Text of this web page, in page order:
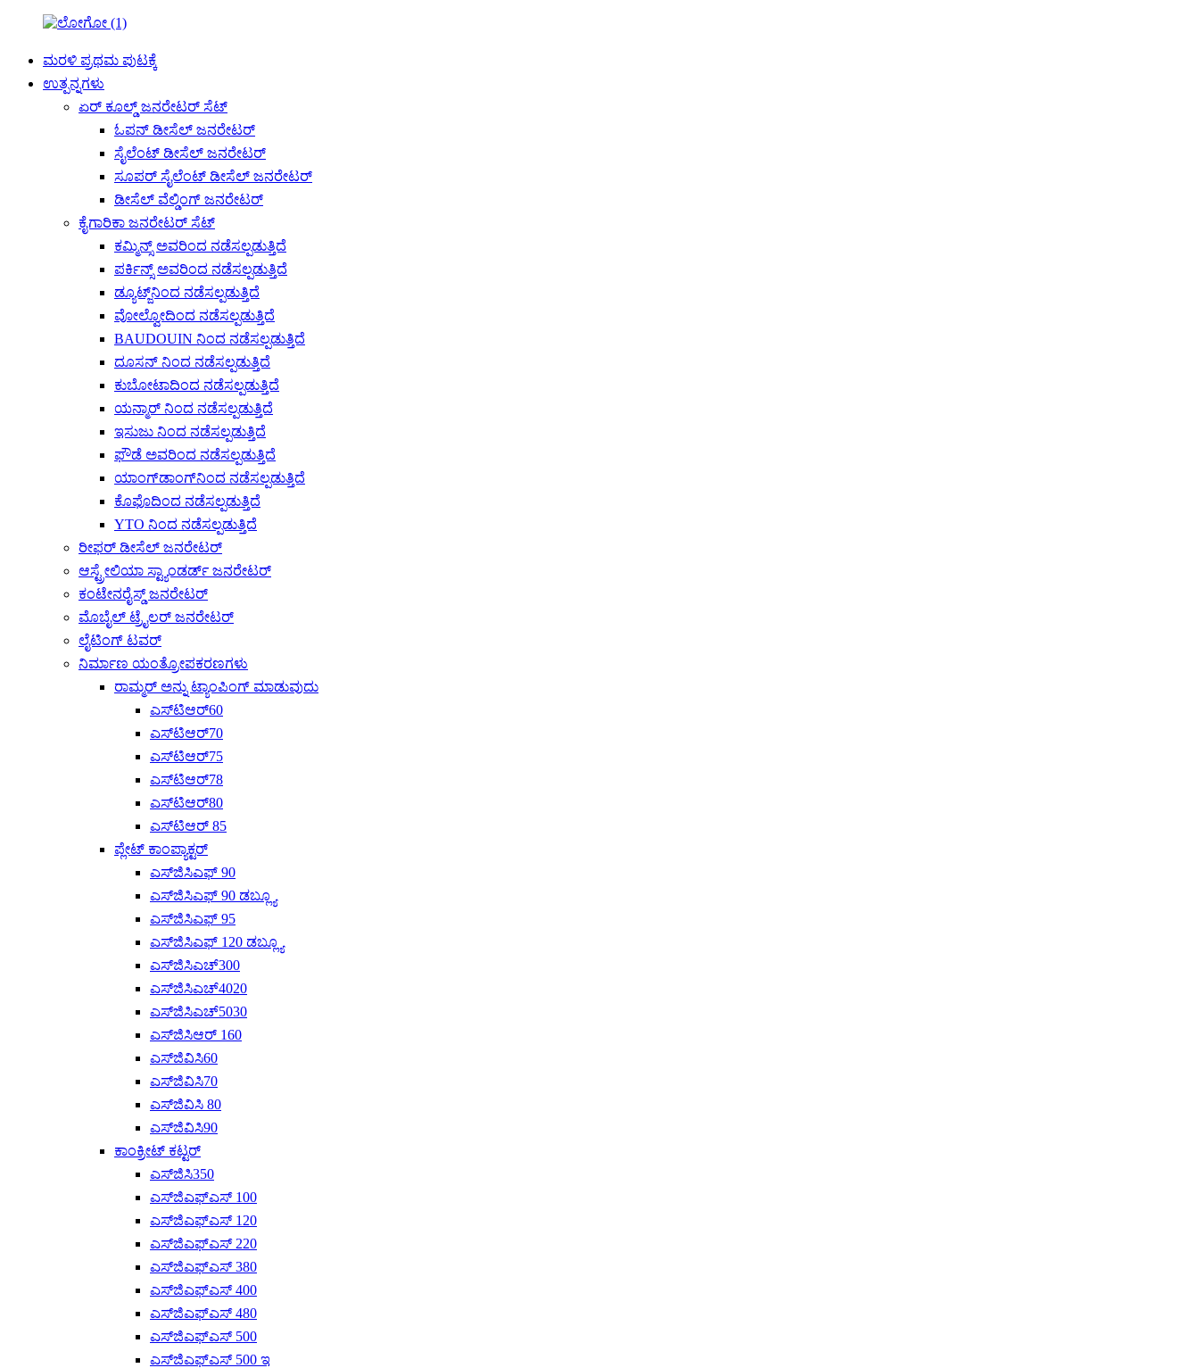
ಮರಳಿ ಪ್ರಥಮ ಪುಟಕ್ಕೆ
ಉತ್ಪನ್ನಗಳು
ಏರ್ ಕೂಲ್ಡ್ ಜನರೇಟರ್ ಸೆಟ್
ಓಪನ್ ಡೀಸೆಲ್ ಜನರೇಟರ್
ಸೈಲೆಂಟ್ ಡೀಸೆಲ್ ಜನರೇಟರ್
ಸೂಪರ್ ಸೈಲೆಂಟ್ ಡೀಸೆಲ್ ಜನರೇಟರ್
ಡೀಸೆಲ್ ವೆಲ್ಡಿಂಗ್ ಜನರೇಟರ್
ಕೈಗಾರಿಕಾ ಜನರೇಟರ್ ಸೆಟ್
ಕಮ್ಮಿನ್ಸ್ ಅವರಿಂದ ನಡೆಸಲ್ಪಡುತ್ತಿದೆ
ಪರ್ಕಿನ್ಸ್ ಅವರಿಂದ ನಡೆಸಲ್ಪಡುತ್ತಿದೆ
ಡ್ಯೂಟ್ಜ್‌ನಿಂದ ನಡೆಸಲ್ಪಡುತ್ತಿದೆ
ವೋಲ್ವೋದಿಂದ ನಡೆಸಲ್ಪಡುತ್ತಿದೆ
BAUDOUIN ನಿಂದ ನಡೆಸಲ್ಪಡುತ್ತಿದೆ
ದೂಸನ್ ನಿಂದ ನಡೆಸಲ್ಪಡುತ್ತಿದೆ
ಕುಬೋಟಾದಿಂದ ನಡೆಸಲ್ಪಡುತ್ತಿದೆ
ಯನ್ಮಾರ್ ನಿಂದ ನಡೆಸಲ್ಪಡುತ್ತಿದೆ
ಇಸುಜು ನಿಂದ ನಡೆಸಲ್ಪಡುತ್ತಿದೆ
ಫೌಡೆ ಅವರಿಂದ ನಡೆಸಲ್ಪಡುತ್ತಿದೆ
ಯಾಂಗ್‌ಡಾಂಗ್‌ನಿಂದ ನಡೆಸಲ್ಪಡುತ್ತಿದೆ
ಕೊಫೊದಿಂದ ನಡೆಸಲ್ಪಡುತ್ತಿದೆ
YTO ನಿಂದ ನಡೆಸಲ್ಪಡುತ್ತಿದೆ
ರೀಫರ್ ಡೀಸೆಲ್ ಜನರೇಟರ್
ಆಸ್ಟ್ರೇಲಿಯಾ ಸ್ಟ್ಯಾಂಡರ್ಡ್ ಜನರೇಟರ್
ಕಂಟೇನರೈಸ್ಡ್ ಜನರೇಟರ್
ಮೊಬೈಲ್ ಟ್ರೈಲರ್ ಜನರೇಟರ್
ಲೈಟಿಂಗ್ ಟವರ್
ನಿರ್ಮಾಣ ಯಂತ್ರೋಪಕರಣಗಳು
ರಾಮ್ಮರ್ ಅನ್ನು ಟ್ಯಾಂಪಿಂಗ್ ಮಾಡುವುದು
ಎಸ್‌ಟಿಆರ್60
ಎಸ್‌ಟಿಆರ್70
ಎಸ್‌ಟಿಆರ್75
ಎಸ್‌ಟಿಆರ್78
ಎಸ್‌ಟಿಆರ್80
ಎಸ್‌ಟಿಆರ್ 85
ಪ್ಲೇಟ್ ಕಾಂಪ್ಯಾಕ್ಟರ್
ಎಸ್‌ಜಿಸಿಎಫ್ 90
ಎಸ್‌ಜಿಸಿಎಫ್ 90 ಡಬ್ಲ್ಯೂ
ಎಸ್‌ಜಿಸಿಎಫ್ 95
ಎಸ್‌ಜಿಸಿಎಫ್ 120 ಡಬ್ಲ್ಯೂ
ಎಸ್‌ಜಿಸಿಎಚ್300
ಎಸ್‌ಜಿಸಿಎಚ್4020
ಎಸ್‌ಜಿಸಿಎಚ್‌5030
ಎಸ್‌ಜಿಸಿಆರ್ 160
ಎಸ್‌ಜಿವಿಸಿ60
ಎಸ್‌ಜಿವಿಸಿ70
ಎಸ್‌ಜಿವಿಸಿ 80
ಎಸ್‌ಜಿವಿಸಿ90
ಕಾಂಕ್ರೀಟ್ ಕಟ್ಟರ್
ಎಸ್‌ಜಿಸಿ350
ಎಸ್‌ಜಿಎಫ್‌ಎಸ್ 100
ಎಸ್‌ಜಿಎಫ್‌ಎಸ್ 120
ಎಸ್‌ಜಿಎಫ್‌ಎಸ್ 220
ಎಸ್‌ಜಿಎಫ್‌ಎಸ್ 380
ಎಸ್‌ಜಿಎಫ್‌ಎಸ್ 400
ಎಸ್‌ಜಿಎಫ್‌ಎಸ್ 480
ಎಸ್‌ಜಿಎಫ್‌ಎಸ್ 500
ಎಸ್‌ಜಿಎಫ್‌ಎಸ್ 500 ಇ